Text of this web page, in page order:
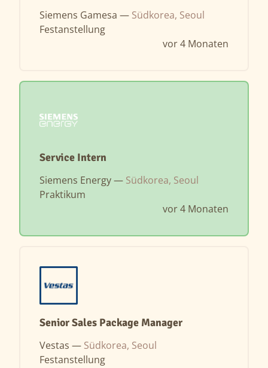
Siemens Gamesa — Südkorea, Seoul
Festanstellung
vor 4 Monaten
Service Intern
Siemens Energy — Südkorea, Seoul
Praktikum
vor 4 Monaten
Senior Sales Package Manager
Vestas — Südkorea, Seoul
Festanstellung